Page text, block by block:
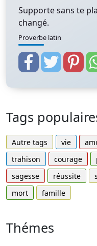
Supporte sans te
changé.
Proverbe latin
Tags
Autre tags vie
trahison
courage
sagesse
réussite
mort
famille
Thémes